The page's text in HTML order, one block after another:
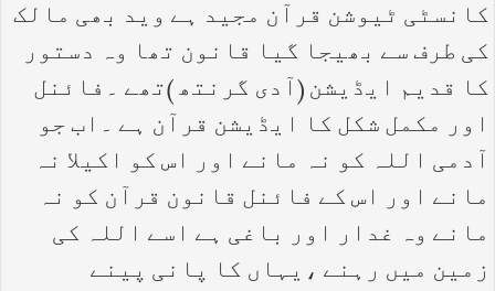
کانسٹی ٹیوشن قرآن مجید ہے وید بھی مالک
کی طرف سے بھیجا گیا قانون تھا وہ دستور
کا قدیم ایڈیشن (آدی گرنتھ )تھے ۔فائنل
اور مکمل شکل کا ایڈیشن قرآن ہے ۔اب جو
آدمی اللہ کو نہ مانے اور اس کو اکیلا نہ
مانے اور اس کے فائنل قانون قرآن کو نہ
مانے وہ غدار اور باغی ہے اسے اللہ کی
زمین میں رہنے ،یہاں کا پانی پینے